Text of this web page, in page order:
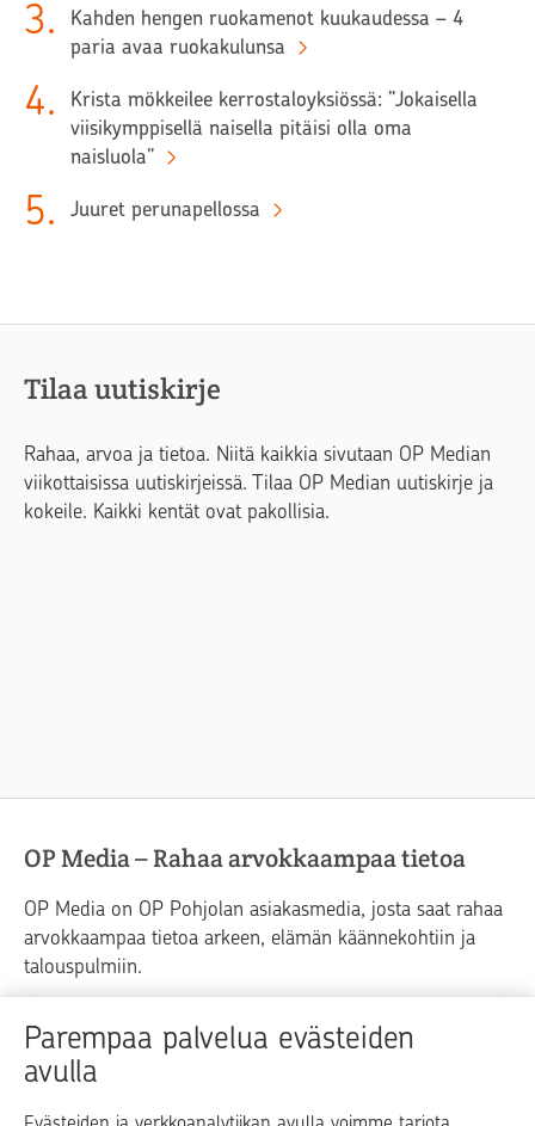
Parempaa palvelua evästeiden
avulla
3.
Kahden hengen ruokamenot kuukaudessa – 4
paria avaa ruokakulunsa
4.
Krista mökkeilee kerrostaloyksiössä: ”Jokaisella
viisikymppisellä naisella pitäisi olla oma
naisluola”
5. Juuret perunapellossa
Tilaa uutiskirje
Rahaa, arvoa ja tietoa. Niitä kaikkia sivutaan OP Median
viikottaisissa uutiskirjeissä. Tilaa OP Median uutiskirje ja
kokeile. Kaikki kentät ovat pakollisia.
OP Media – Rahaa arvokkaampaa tietoa
OP Media on OP Pohjolan asiakasmedia, josta saat rahaa
arvokkaampaa tietoa arkeen, elämän käännekohtiin ja
talouspulmiin.
Raha Elämä
Yrityselämä
Blogit ja puheenvuorot